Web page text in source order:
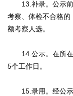
13.补录。公示前
考察、体检不合格
额考察人选。
14.公示。在所在
5个工作日。
15.录用。经公示